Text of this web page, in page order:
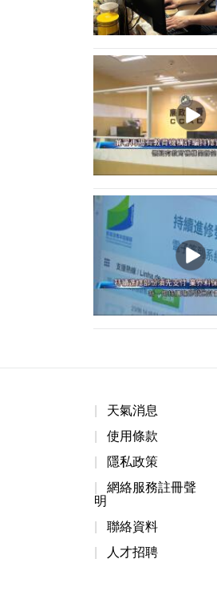
天氣消息
使用條款
隱私政策
網絡服務註冊聲
明
聯絡資料
人才招聘